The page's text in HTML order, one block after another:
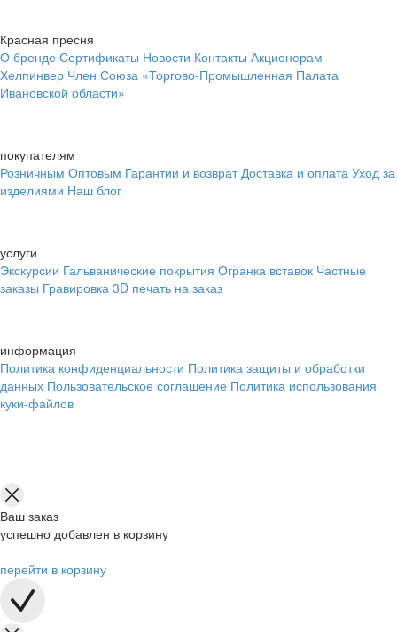
Красная пресня
О бренде Сертификаты Новости Контакты Акционерам
Хелпинвер Член Союза «Торгово-Промышленная Палата
Ивановской области»
покупателям
Розничным Оптовым Гарантии и возврат Доставка и оплата Уход за
изделиями Наш блог
услуги
Экскурсии Гальванические покрытия Огранка вставок Частные
заказы Гравировка 3D печать на заказ
информация
Политика конфиденциальности Политика защиты и обработки
данных Пользовательское соглашение Политика использования
куки-файлов
Ваш заказ
успешно добавлен в корзину
перейти в корзину